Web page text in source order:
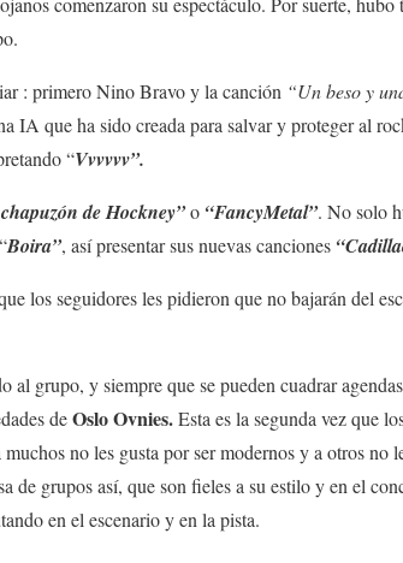
: primero Nino Bravo y la canción “Un beso y
IA que ha sido creada para salvar y proteger al
“Vvvvvv”.
de Hockney”o “FancyMetal”. No solo
Boira”, así presentar sus nuevas canciones
los seguidores les pidieron que no bajarán del
al grupo, y siempre que se pueden cuadrar
deOslo Ovnies.Esta es la segunda vez que
no les gusta por ser modernos y a otros no
de grupos así, que son fieles a su estilo y en el
en el escenario y en la pista.